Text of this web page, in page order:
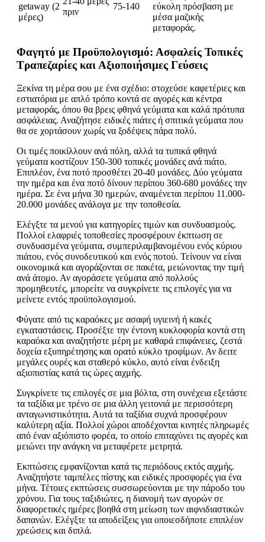
getaway (2
μέρες)
πριν
75-140
εύκολη πρόσβαση με
μέσα μαζικής
μεταφοράς.
Φαγητό με Προϋπολογισμό: Ασφαλείς Τοπικές
Τραπεζαρίες και Αξιοποιήσιμες Γεύσεις
Ξεκίνα τη μέρα σου με ένα σχέδιο: στοχεύσε καφετέριες και
εστιατόρια με απλό τρόπο κοντά σε αγορές και κέντρα
μεταφοράς, όπου θα βρεις φθηνά γεύματα και καλά πρότυπα
ασφάλειας. Αναζήτησε ειδικές πιάτες ή σπιτικά γεύματα που
θα σε χορτάσουν χωρίς να ξοδέψεις πάρα πολύ.
Οι τιμές ποικίλλουν ανά πόλη, αλλά τα τυπικά φθηνά
γεύματα κοστίζουν 150-300 τοπικές μονάδες ανά πιάτο.
Επιπλέον, ένα ποτό προσθέτει 20-40 μονάδες. Δύο γεύματα
την ημέρα και ένα ποτό δίνουν περίπου 360-680 μονάδες την
ημέρα. Σε ένα μήνα 30 ημερών, αναμένεται περίπου 11.000-
20.000 μονάδες ανάλογα με την τοποθεσία.
Ελέγξτε τα μενού για κατηγορίες τιμών και συνδυασμούς.
Πολλοί ελαφριές τοποθεσίες προσφέρουν έκπτωση σε
συνδυασμένα γεύματα, συμπεριλαμβανομένου ενός κύριου
πιάτου, ενός συνοδευτικού και ενός ποτού. Τείνουν να είναι
οικονομικά και αγοράζονται σε πακέτα, μειώνοντας την τιμή
ανά άτομο. Αν αγοράσετε γεύματα από πολλούς
προμηθευτές, μπορείτε να συγκρίνετε τις επιλογές για να
μείνετε εντός προϋπολογισμού.
Φύγατε από τις καραόκες με ασαφή υγιεινή ή κακές
εγκαταστάσεις. Προσέξτε την έντονη κυκλοφορία κοντά στη
καραόκα και αναζητήστε μέρη με καθαρά επιφάνειες, ζεστά
δοχεία εξυπηρέτησης και ορατό κύκλο τροφίμων. Αν δειτε
μεγάλες ουρές και σταθερό κύκλο, αυτό είναι ένδειξη
αξιοπιστίας κατά τις ώρες αιχμής.
Συγκρίνετε τις επιλογές σε μια βόλτα, στη συνέχεια εξετάστε
τα ταξίδια με τρένο σε μια άλλη γειτονιά με περισσότερη
ανταγωνιστικότητα. Αυτά τα ταξίδια συχνά προσφέρουν
καλύτερη αξία. Πολλοί χώροι αποδέχονται κινητές πληρωμές
από έναν αξιόπιστο φορέα, το οποίο επιταχύνει τις αγορές και
μειώνει την ανάγκη να μεταφέρετε μετρητά.
Εκπτώσεις εμφανίζονται κατά τις περιόδους εκτός αιχμής.
Αναζητήστε ταμπέλες πίστης και ειδικές προσφορές για ένα
μήνα. Τέτοιες εκπτώσεις συσσωρεύονται με την πάροδο του
χρόνου. Για τους ταξιδιώτες, η διανομή των αγορών σε
διαφορετικές ημέρες βοηθά στη μείωση των αιφνιδιαστικών
δαπανών. Ελέγξτε τα αποδείξεις για οποιεσδήποτε επιπλέον
χρεώσεις και διπλά.